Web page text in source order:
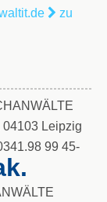
zu
04103 Leipzig
99 45-